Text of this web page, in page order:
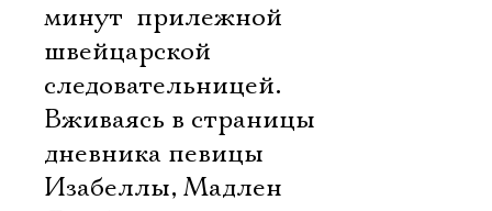
минут  прилежной
швейцарской
следовательницей.
Вживаясь в страницы
дневника певицы
Изабеллы, Мадлен